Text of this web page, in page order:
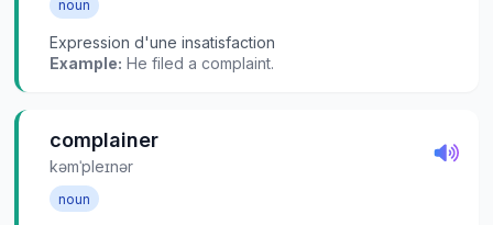
noun
Expression d'une insatisfaction
Example: He filed a complaint.
complainer
kəmˈpleɪnər
noun